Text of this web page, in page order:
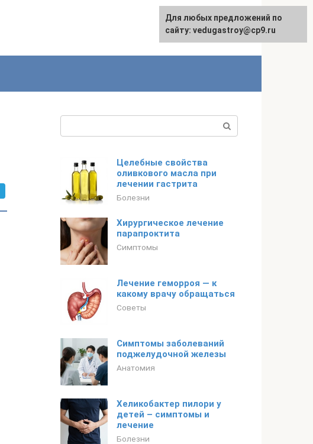
Целебные свойства
оливкового масла при
лечении гастрита
Болезни
Хирургическое лечение
парапроктита
Симптомы
Лечение геморроя — к
какому врачу обращаться
Советы
Симптомы заболеваний
поджелудочной железы
Анатомия
Хеликобактер пилори у
детей – симптомы и
лечение
Болезни
Для любых предложений по
сайту: vedugastroy@cp9.ru